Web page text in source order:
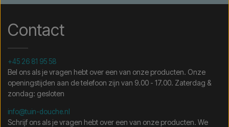
Contact
+45 26 81 95 58
Bel ons als je vragen hebt over een van onze producten. Onze
openingstijden aan de telefoon zijn van 9.00 - 17.00. Zaterdag &
zondag: gesloten
info@tuin-douche.nl
Schrijf ons als je vragen hebt over een van onze producten. We